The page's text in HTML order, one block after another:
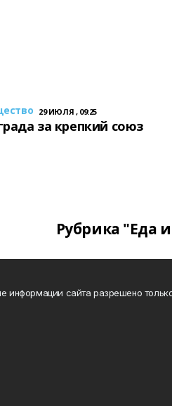
29 ИЮЛЯ , 09:25
за крепкий союз
Рубрика "Еда
сайта разрешено